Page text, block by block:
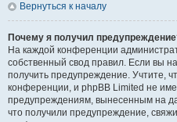
Вернуться к началу
Почему я получил
На каждой конференции
собственный свод правил. Если вы
получить предупреждение. Учтите,
конференции, и phpBB Limited не
предупреждениям, вынесенным на
что получили предупреждение,